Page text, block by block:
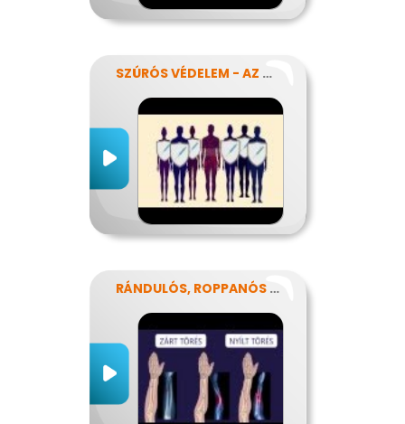
SZÚRÓS VÉDELEM - AZ OLTÁSOKRÓL
RÁNDULÓS, ROPPANÓS BALESETEK